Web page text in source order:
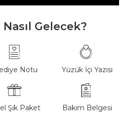
Gelecek?
Notu Yüzük İçi Yazısı
Şık Paket Bakım Belgesi